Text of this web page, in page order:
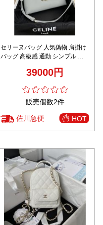
セリーヌバッグ 人気偽物 肩掛け
バッグ 高級感 通勤 シンプル 手
39000円
販売個数2件
佐川急便 HOT